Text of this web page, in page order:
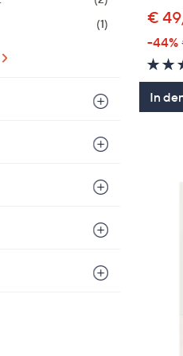
(1) €
-44%
In